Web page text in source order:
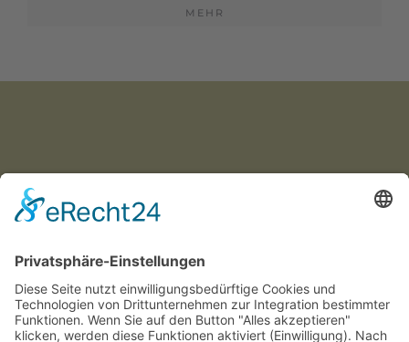
MEHR
Münchner
Innenstadtwirte e.V.
C/O CITYPARTNER MÜNCHEN
HERZOG-WILHELM-STRASSE 15
D-80331 MÜNCHEN